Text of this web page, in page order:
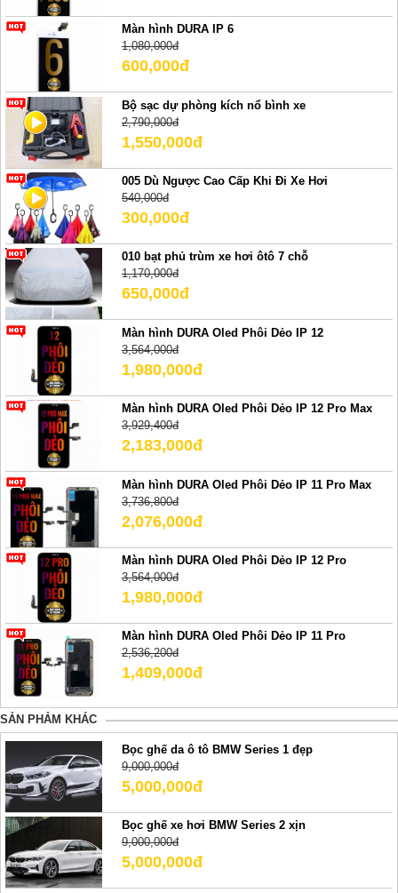
Màn hình DURA IP 6
1,080,000đ
600,000đ
Bộ sạc dự phòng kích nổ bình xe
2,790,000đ
1,550,000đ
005 Dù Ngược Cao Cấp Khi Đi Xe Hơi
540,000đ
300,000đ
010 bạt phủ trùm xe hơi ôtô 7 chỗ
1,170,000đ
650,000đ
Màn hình DURA Oled Phôi Dẻo IP 12
3,564,000đ
1,980,000đ
Màn hình DURA Oled Phôi Dẻo IP 12 Pro Max
3,929,400đ
2,183,000đ
Màn hình DURA Oled Phôi Dẻo IP 11 Pro Max
3,736,800đ
2,076,000đ
Màn hình DURA Oled Phôi Dẻo IP 12 Pro
3,564,000đ
1,980,000đ
Màn hình DURA Oled Phôi Dẻo IP 11 Pro
2,536,200đ
1,409,000đ
SẢN PHẢM KHÁC
Bọc ghế da ô tô BMW Series 1 đẹp
9,000,000đ
5,000,000đ
Bọc ghế xe hơi BMW Series 2 xịn
9,000,000đ
5,000,000đ